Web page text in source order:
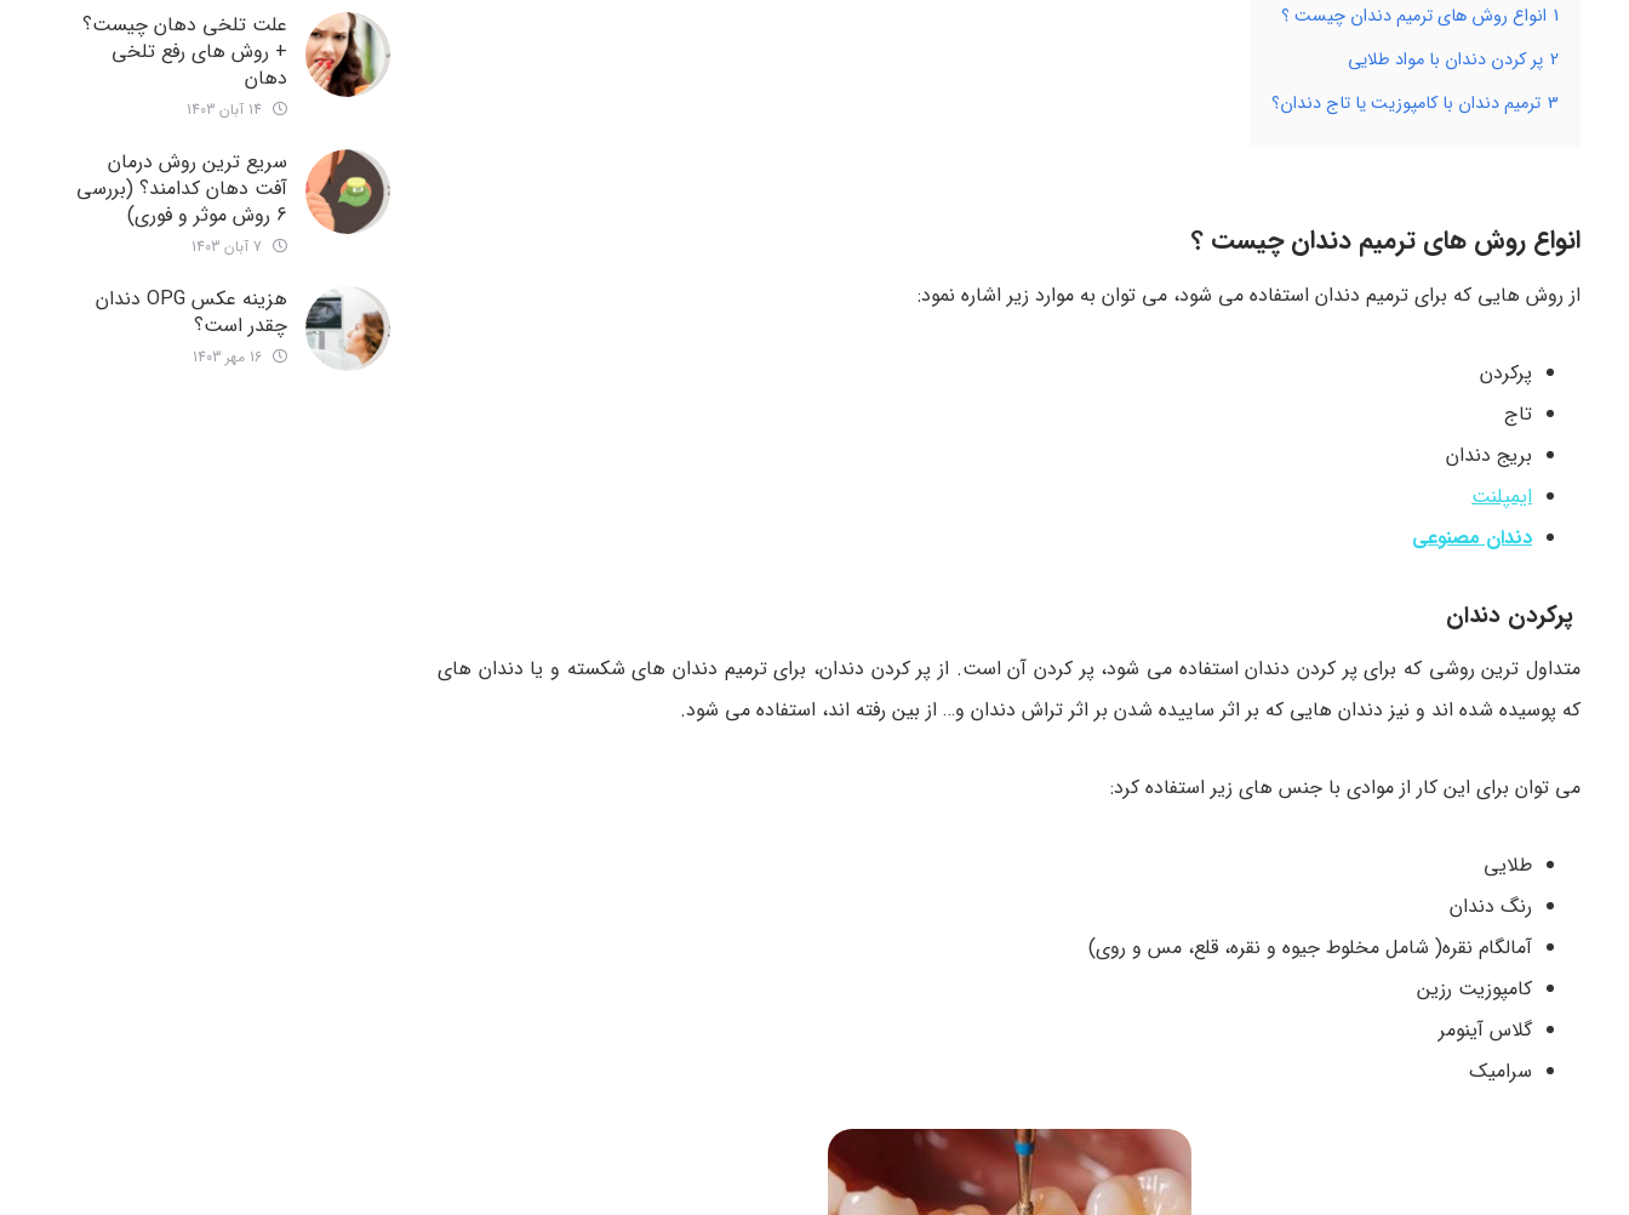
1 انواع روش های ترمیم دندان چیست ؟
2 پر کردن دندان با مواد طلایی
3 ترمیم دندان با کامپوزیت یا تاج دندان؟
انواع روش های ترمیم دندان چیست ؟
از روش هایی که برای ترمیم دندان استفاده می شود، می توان به موارد زیر اشاره نمود:
پرکردن
تاج
بریج دندان
ایمپلنت
دندان مصنوعی
پرکردن دندان
متداول ترین روشی که برای پر کردن دندان استفاده می شود، پر کردن آن است. از پر کردن دندان، برای ترمیم دندان های شکسته و یا دندان های
که پوسیده شده اند و نیز دندان هایی که بر اثر ساییده شدن بر اثر تراش دندان و… از بین رفته اند، استفاده می شود.
می توان برای این کار از موادی با جنس های زیر استفاده کرد:
طلایی
رنگ دندان
آمالگام نقره( شامل مخلوط جیوه و نقره، قلع، مس و روی)
کامپوزیت رزین
گلاس آینومر
سرامیک
علت تلخی دهان چیست؟
+ روش های رفع تلخی
دهان
سریع ترین روش درمان
آفت دهان کدامند؟ (بررسی
6 روش موثر و فوری)
هزینه عکس OPG دندان
چقدر است؟